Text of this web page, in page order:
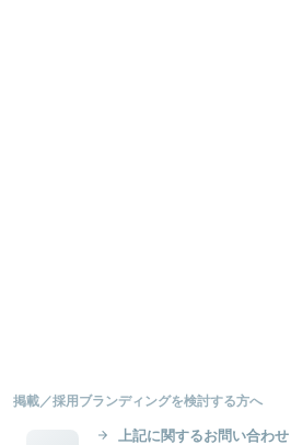
掲載／採用ブランディングを検討する方へ
上記に関するお問い合わせ